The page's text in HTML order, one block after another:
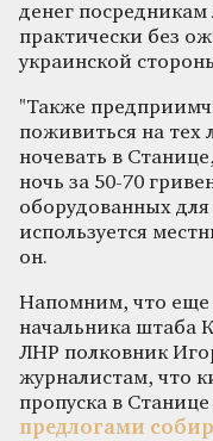
денег
практически без
украинской
"Также
поживиться на тех
ночевать в
ночь за 50-70
оборудованных
используется
он.
Напомним, что еще
начальника штаба
ЛНР полковник
журналистам, что
пропуска в
предлогами